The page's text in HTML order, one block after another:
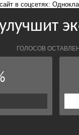
в соцсетях: